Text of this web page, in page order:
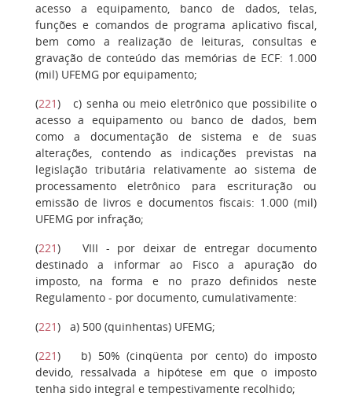
acesso a equipamento, banco de dados, telas,
funções e comandos de programa aplicativo fiscal,
bem como a realização de leituras, consultas e
gravação de conteúdo das memórias de ECF: 1.000
(mil) UFEMG por equipamento;
(221)c) senha ou meio eletrônico que possibilite o
acesso a equipamento ou banco de dados, bem
como a documentação de sistema e de suas
alterações, contendo as indicações previstas na
legislação tributária relativamente ao sistema de
processamento eletrônico para escrituração ou
emissão de livros e documentos fiscais: 1.000 (mil)
UFEMG por infração;
(221)VIII - por deixar de entregar documento
destinado a informar ao Fisco a apuração do
imposto, na forma e no prazo definidos neste
Regulamento - por documento, cumulativamente:
(221) a) 500 (quinhentas) UFEMG;
(221) b) 50% (cinqüenta por cento) do imposto
devido, ressalvada a hipótese em que o imposto
tenha sido integral e tempestivamente recolhido;